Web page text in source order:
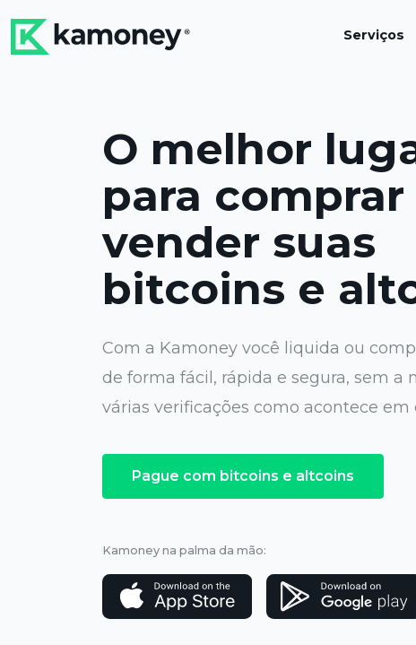
Serviços
O melhor
para comprar
vender suas
bitcoins e
Com a Kamoney você liquida ou
de forma fácil, rápida e segura, sem a
várias verificações como acontece em
Pague com bitcoins e altcoins
Kamoney na palma da mão: